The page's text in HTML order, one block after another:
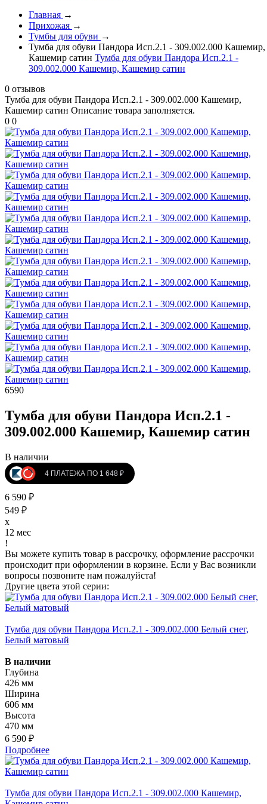
Главная →
Прихожая →
Тумбы для обуви →
Тумба для обуви Пандора Исп.2.1 - 309.002.000 Кашемир,
Кашемир сатин Тумба для обуви Пандора Исп.2.1 -
309.002.000 Кашемир, Кашемир сатин
0 отзывов
Тумба для обуви Пандора Исп.2.1 - 309.002.000 Кашемир,
Кашемир сатин Описание товара заполняется.
0 0
6590
Тумба для обуви Пандора Исп.2.1 -
309.002.000 Кашемир, Кашемир сатин
В наличии
4 ПЛАТЕЖА ПО 1 648 ₽
6 590 ₽
549 ₽
x
12 мес
!
Вы можете купить товар в рассрочку, оформление рассрочки
происходит при оформлении в корзине. Если у Вас возникли
вопросы позвоните нам пожалуйста!
Другие цвета этой серии:
Тумба для обуви Пандора Исп.2.1 - 309.002.000 Белый снег,
Белый матовый
В наличии
Глубина
426 мм
Ширина
606 мм
Высота
470 мм
6 590 ₽
Подробнее
Тумба для обуви Пандора Исп.2.1 - 309.002.000 Кашемир,